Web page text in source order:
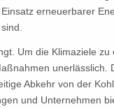
erneuerbarer
Um die Klimaziele
unerlässlich.
Abkehr von der
und Unternehmen